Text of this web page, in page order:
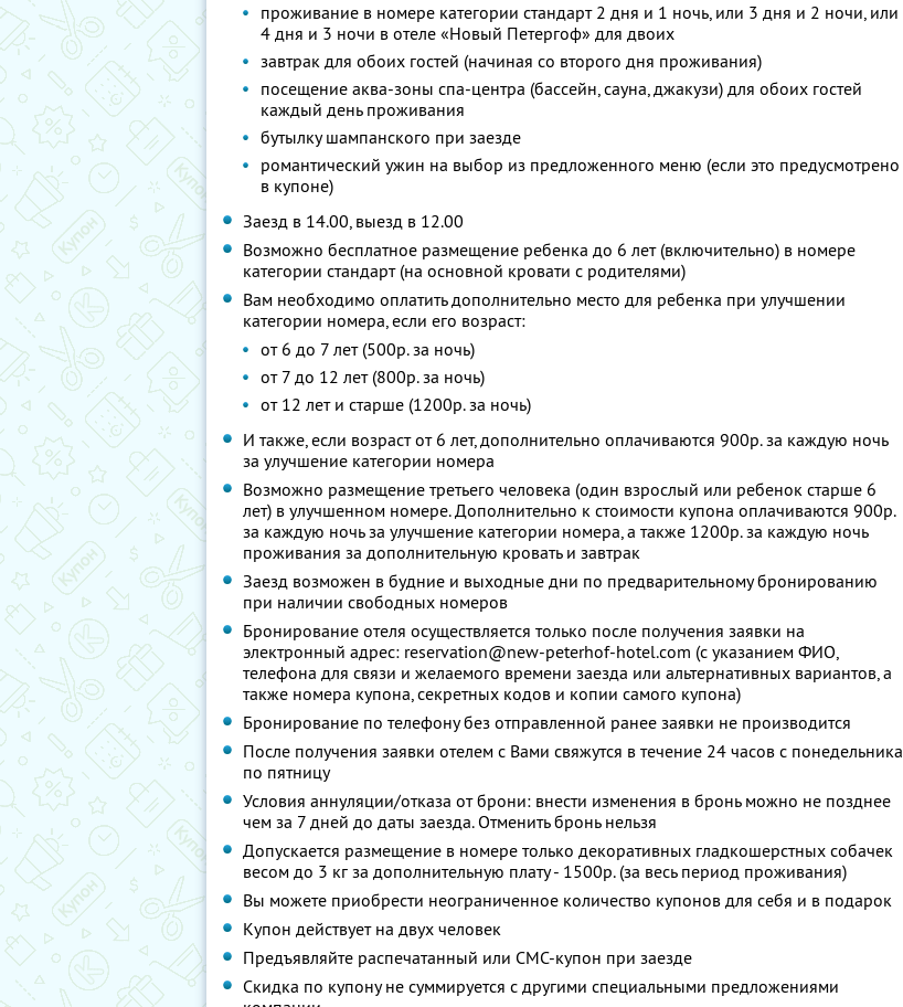
проживание в номере категории стандарт 2 дня и 1 ночь, или 3 дня и 2 ночи, или
4 дня и 3 ночи в отеле «Новый Петергоф» для двоих
завтрак для обоих гостей (начиная со второго дня проживания)
посещение аква-зоны спа-центра (бассейн, сауна, джакузи) для обоих гостей
каждый день проживания
бутылку шампанского при заезде
романтический ужин на выбор из предложенного меню (если это предусмотрено
в купоне)
Заезд в 14.00, выезд в 12.00
Возможно бесплатное размещение ребенка до 6 лет (включительно) в номере
категории стандарт (на основной кровати с родителями)
Вам необходимо оплатить дополнительно место для ребенка при улучшении
категории номера, если его возраст:
от 6 до 7 лет (500р. за ночь)
от 7 до 12 лет (800р. за ночь)
от 12 лет и старше (1200р. за ночь)
И также, если возраст от 6 лет, дополнительно оплачиваются 900р. за каждую ночь
за улучшение категории номера
Возможно размещение третьего человека (один взрослый или ребенок старше 6
лет) в улучшенном номере. Дополнительно к стоимости купона оплачиваются 900р.
за каждую ночь за улучшение категории номера, а также 1200р. за каждую ночь
проживания за дополнительную кровать и завтрак
Заезд возможен в будние и выходные дни по предварительному бронированию
при наличии свободных номеров
Бронирование отеля осуществляется только после получения заявки на
электронный адрес: reservation@new-peterhof-hotel.com (с указанием ФИО,
телефона для связи и желаемого времени заезда или альтернативных вариантов, а
также номера купона, секретных кодов и копии самого купона)
Бронирование по телефону без отправленной ранее заявки не производится
После получения заявки отелем с Вами свяжутся в течение 24 часов с понедельника
по пятницу
Условия аннуляции/отказа от брони: внести изменения в бронь можно не позднее
чем за 7 дней до даты заезда. Отменить бронь нельзя
Допускается размещение в номере только декоративных гладкошерстных собачек
весом до 3 кг за дополнительную плату - 1500р. (за весь период проживания)
Вы можете приобрести неограниченное количество купонов для себя и в подарок
Купон действует на двух человек
Предъявляйте распечатанный или СМС-купон при заезде
Скидка по купону не суммируется с другими специальными предложениями